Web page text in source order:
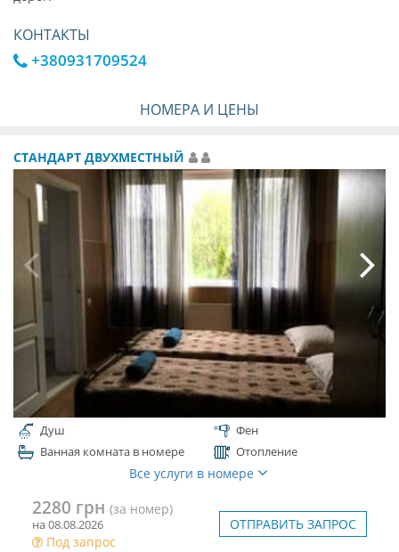
КОНТАКТЫ
+380931709524
НОМЕРА И ЦЕНЫ
СТАНДАРТ ДВУХМЕСТНЫЙ
Душ
Фен
Ванная комната в номере
Отопление
Все услуги в номере
2280 грн (за номер)
на 08.08.2026
Под запрос
ОТПРАВИТЬ ЗАПРОС